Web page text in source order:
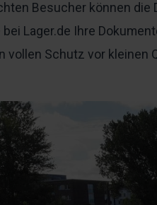
Besucher können
bei Lager.de Ihre
vollen Schutz vor kleinen